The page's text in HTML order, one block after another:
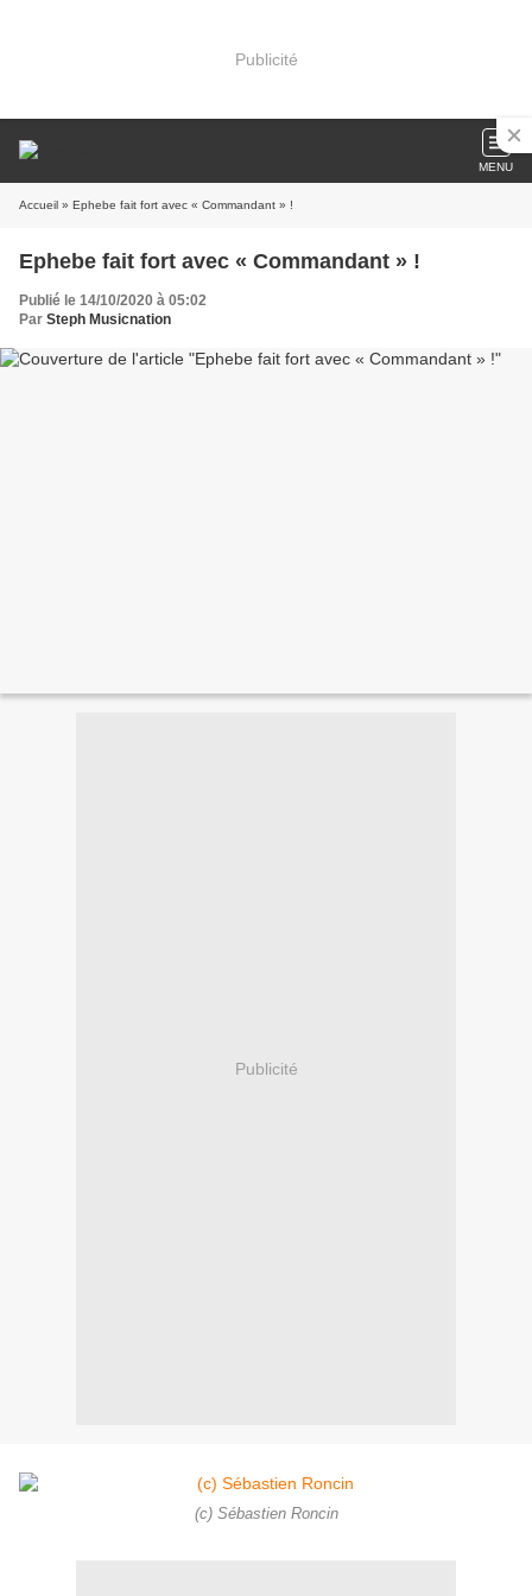
Publicité
MENU
Accueil » Ephebe fait fort avec « Commandant » !
Ephebe fait fort avec « Commandant » !
Publié le 14/10/2020 à 05:02
Par Steph Musicnation
Publicité
(c) Sébastien Roncin